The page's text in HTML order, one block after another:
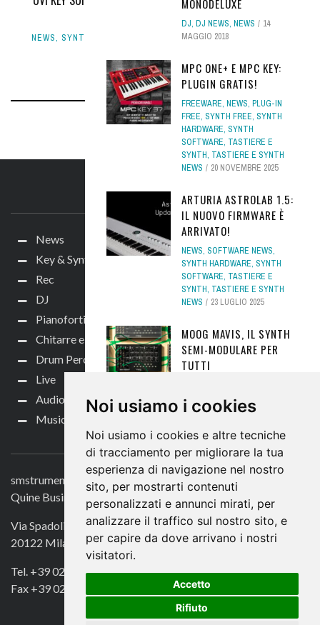
Noi usiamo i cookies
Noi usiamo i cookies e altre tecniche
di tracciamento per migliorare la tua
esperienza di navigazione nel nostro
sito, per mostrarti contenuti
personalizzati e annunci mirati, per
analizzare il traffico sul nostro sito, e
per capire da dove arrivano i nostri
visitatori.
Accetto
Rifiuto
VINTAGE PER LA TUA DAW
NEWS, SYNTH SOFTWARE TASTIERE E SYNTH
MONODELUXE
DJ, DJ NEWS, NEWS
14
MAGGIO 2018
MPC ONE+ E MPC KEY:
PLUGIN GRATIS!
FREEWARE, NEWS, PLUG-IN
FREE, SYNTH FREE, SYNTH
HARDWARE, SYNTH
SOFTWARE, TASTIERE E
SYNTH, TASTIERE E SYNTH
NEWS
20 NOVEMBRE 2025
ARTURIA ASTROLAB 1.5:
IL NUOVO FIRMWARE È
ARRIVATO!
NEWS, SOFTWARE NEWS,
SYNTH HARDWARE, SYNTH
SOFTWARE, TASTIERE E
SYNTH, TASTIERE E SYNTH
NEWS
23 LUGLIO 2025
MOOG MAVIS, IL SYNTH
SEMI-MODULARE PER
TUTTI
TASTIERE E SYNTH
E SYNTH NEWS
24 GIUGNO
SPECIALE ROLAND
FANTOM: TRE VIDEO PER
SAPERNE DI PIÙ...
NEWS,SYNTH HARDWARE
TASTIERE E SYNTH ,TASTIERE
E SYNTH NEWS
11 NOVEMBRE
2019
ROLAND RD-88EX –
PROVA E VIDEO!
PIANOFORTI E ARRANGER
IL SITO
News
Key & Synth
Rec
DJ
Pianoforti e Arranger
Chitarre e bassi
Drum Perc
Live
Audio per video
Music Life
CONTATTACI
smstrumentimusicali.it
Quine Business Publisher
Via Spadolini 7
20122 Milano
Tel. +39 02 49756990
Fax +39 02 72016740